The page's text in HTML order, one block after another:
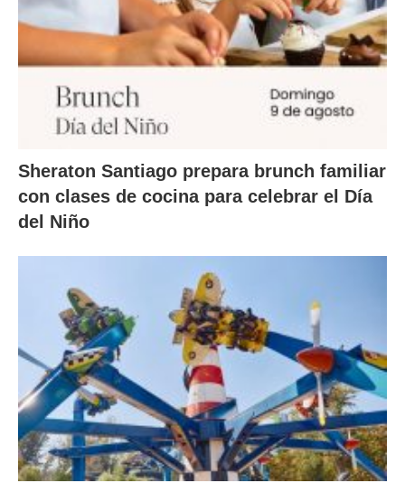
Sheraton Santiago prepara brunch familiar
con clases de cocina para celebrar el Día
del Niño